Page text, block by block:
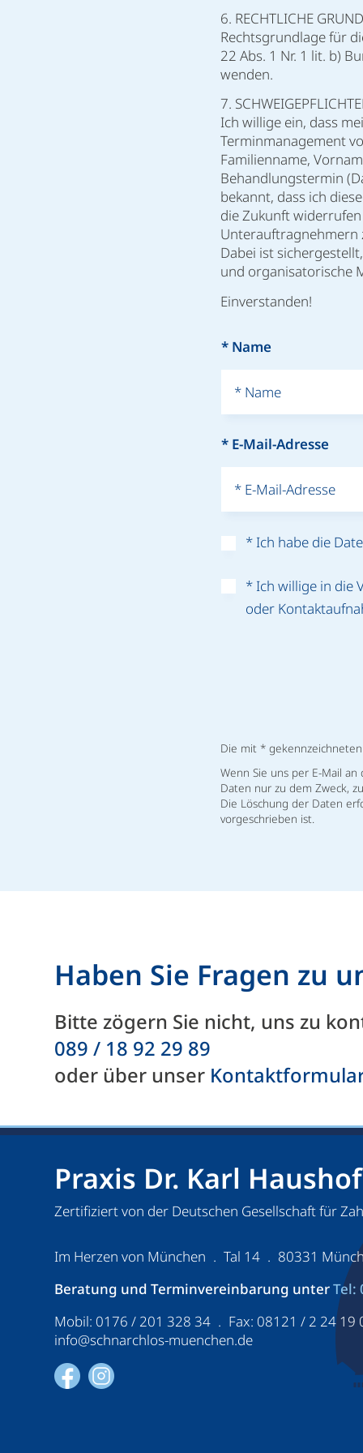
6. RECHTLICHE
Rechtsgrundlage für
22 Abs. 1 Nr. 1 lit. b)
wenden.
7.
Ich willige ein, dass
Terminmanagement
Familienname,
Behandlungstermin
bekannt, dass ich
die Zukunft
Unterauftragnehmern
Dabei ist
und organisatorische
Einverstanden!
* Ich habe die
* Ich willige in die
oder
Die mit *
Wenn Sie uns per E-Mail
Daten nur zu dem Zweck,
Die Löschung der Daten
vorgeschrieben ist.
Haben Sie Fragen zu
Bitte zögern Sie nicht, uns zu
089 / 18 92 29 89
oder über unser Kontakt­formular
Praxis Dr. Karl
Zertifiziert von der Deutschen Gesellschaft für
Im Herzen von München . Tal 14 . 80331
Beratung und Terminvereinbarung unterTel:
Mobil: 0176 / 201 328 34 . Fax: 08121 / 2 24 19
info@schnarchlos-muenchen.de